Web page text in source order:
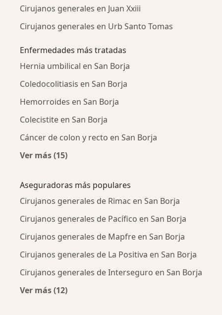
Cirujanos generales en Juan Xxiii
Cirujanos generales en Urb Santo Tomas
Enfermedades más tratadas
Hernia umbilical en San Borja
Coledocolitiasis en San Borja
Hemorroides en San Borja
Colecistite en San Borja
Cáncer de colon y recto en San Borja
Ver más (15)
Aseguradoras más populares
Cirujanos generales de Rimac en San Borja
Cirujanos generales de Pacífico en San Borja
Cirujanos generales de Mapfre en San Borja
Cirujanos generales de La Positiva en San Borja
Cirujanos generales de Interseguro en San Borja
Ver más (12)